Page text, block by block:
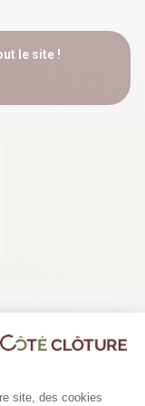
le site !
site, des cookies